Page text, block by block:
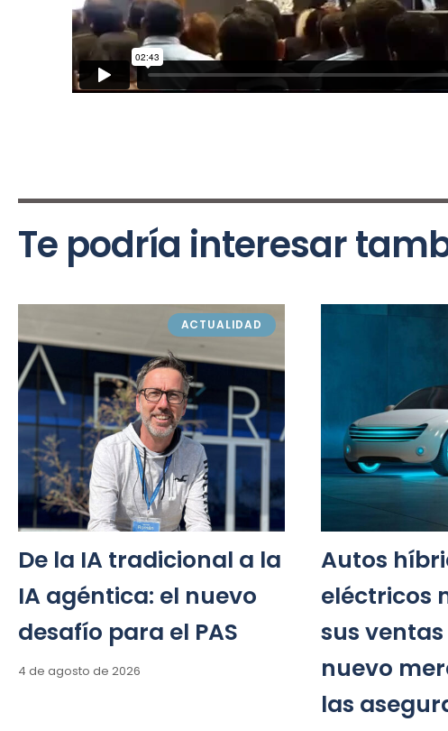
Te podría interesar
ACTUALIDAD
De la IA tradicional a la
IA agéntica: el nuevo
desafío para el PAS
4 de agosto de 2026
Autos
eléctricos
sus
nuevo
las